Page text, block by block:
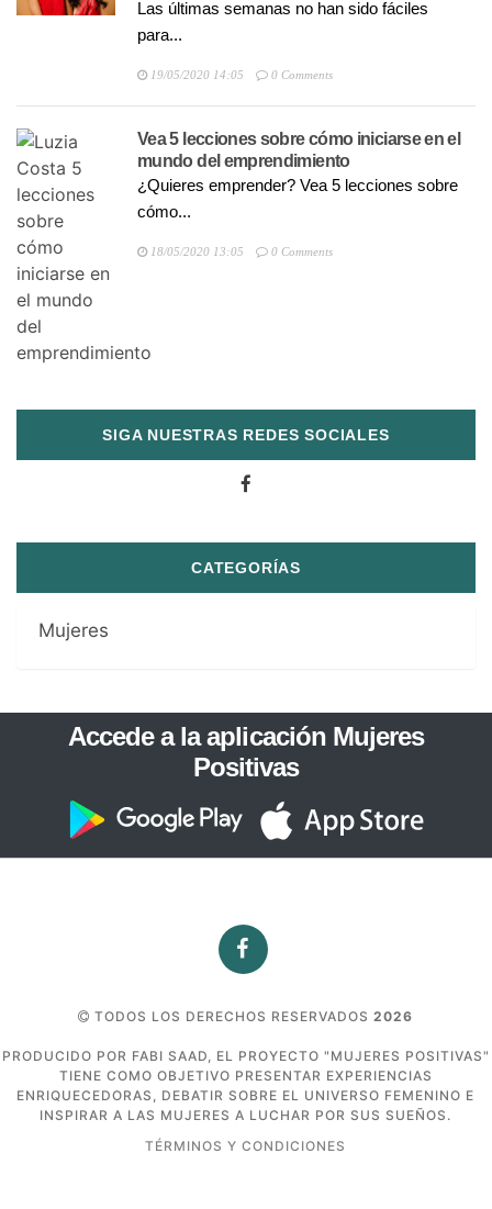
Las últimas semanas no han sido fáciles
para...
19/05/2020 14:05 0 Comments
Vea 5 lecciones sobre cómo iniciarse en el
mundo del emprendimiento
¿Quieres emprender? Vea 5 lecciones sobre
cómo...
18/05/2020 13:05 0 Comments
SIGA NUESTRAS REDES SOCIALES
CATEGORÍAS
Mujeres
Accede a la aplicación Mujeres
Positivas
TODOS LOS DERECHOS RESERVADOS2026
PRODUCIDO POR FABI SAAD, EL PROYECTO "MUJERES POSITIVAS"
TIENE COMO OBJETIVO PRESENTAR EXPERIENCIAS
ENRIQUECEDORAS, DEBATIR SOBRE EL UNIVERSO FEMENINO E
INSPIRAR A LAS MUJERES A LUCHAR POR SUS SUEÑOS.
TÉRMINOS Y CONDICIONES